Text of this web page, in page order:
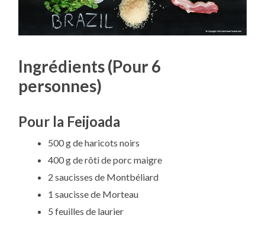
Ingrédients (Pour 6
personnes)
Pour la Feijoada
500 g de haricots noirs
400 g de rôti de porc maigre
2 saucisses de Montbéliard
1 saucisse de Morteau
5 feuilles de laurier